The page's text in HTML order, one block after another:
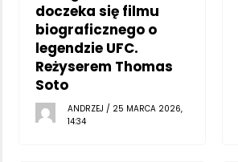
doczeka się filmu
biograficznego o
legendzie UFC.
Reżyserem Thomas
Soto
ANDRZEJ / 25 MARCA 2026,
14:34